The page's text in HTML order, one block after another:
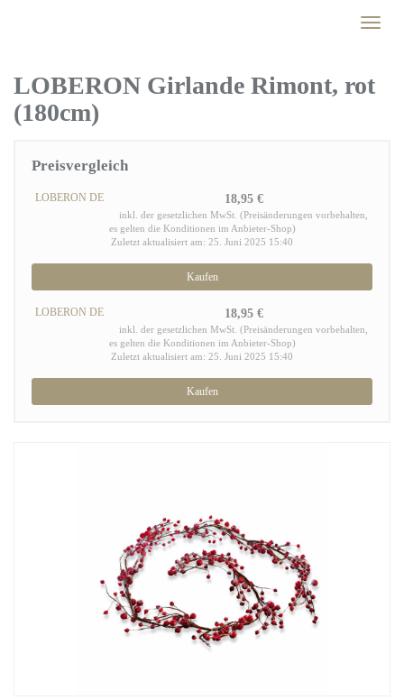
Toggle
LOBERON Girlande Rimont, rot
(180cm)
Preisvergleich
LOBERON DE 18,95 €
inkl. der gesetzlichen MwSt. (Preisänderungen vorbehalten,
es gelten die Konditionen im Anbieter-Shop)
Zuletzt aktualisiert am: 25. Juni 2025 15:40
Kaufen
LOBERON DE 18,95 €
inkl. der gesetzlichen MwSt. (Preisänderungen vorbehalten,
es gelten die Konditionen im Anbieter-Shop)
Zuletzt aktualisiert am: 25. Juni 2025 15:40
Kaufen